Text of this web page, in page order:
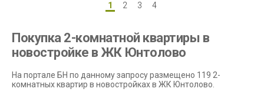
1 2 3 4
Покупка 2-комнатной квартиры в
новостройке в ЖК Юнтолово
На портале БН по данному запросу размещено 119 2-
комнатных квартир в новостройках в ЖК Юнтолово.